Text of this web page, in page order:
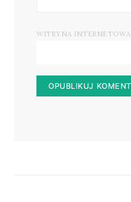
WITRYNA INTERNETOWA